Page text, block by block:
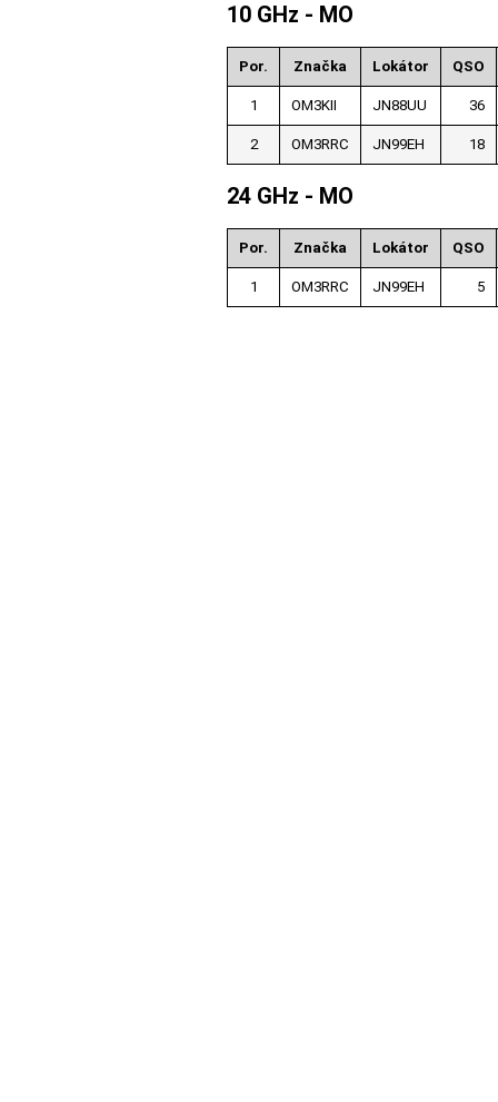
10 GHz - MO
Por. Značka Lokátor QSO
1 OM3KII JN88UU 36
2 OM3RRC JN99EH 18
24 GHz - MO
Por. Značka Lokátor QSO
1 OM3RRC JN99EH 5